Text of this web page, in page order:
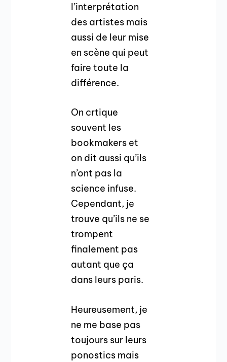
l’interprétation
des artistes mais
aussi de leur mise
en scène qui peut
faire toute la
différence.
On crtique
souvent les
bookmakers et
on dit aussi qu’ils
n’ont pas la
science infuse.
Cependant, je
trouve qu’ils ne se
trompent
finalement pas
autant que ça
dans leurs paris.
Heureusement, je
ne me base pas
toujours sur leurs
ponostics mais